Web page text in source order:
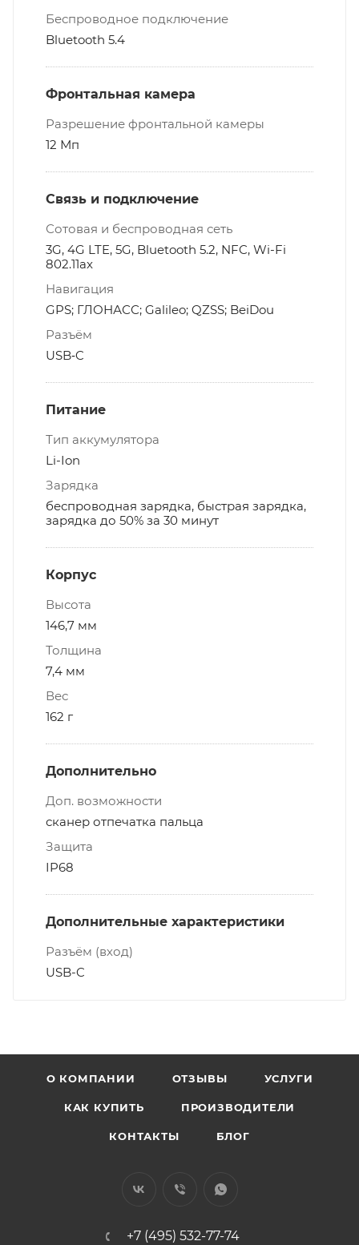
Беспроводное подключение
Bluetooth 5.4
Фронтальная камера
Разрешение фронтальной камеры
12 Мп
Связь и подключение
Сотовая и беспроводная сеть
3G, 4G LTE, 5G, Bluetooth 5.2, NFC, Wi-Fi
802.11ax
Навигация
GPS; ГЛОНАСС; Galileo; QZSS; BeiDou
Разъём
USB‑C
Питание
Тип аккумулятора
Li-Ion
Зарядка
беспроводная зарядка, быстрая зарядка,
зарядка до 50% за 30 минут
Корпус
Высота
146,7 мм
Толщина
7,4 мм
Вес
162 г
Дополнительно
Доп. возможности
сканер отпечатка пальца
Защита
IP68
Дополнительные характеристики
Разъём (вход)
USB-C
О КОМПАНИИ ОТЗЫВЫ УСЛУГИ
КАК КУПИТЬ ПРОИЗВОДИТЕЛИ
КОНТАКТЫ БЛОГ
+7 (495) 532-77-74